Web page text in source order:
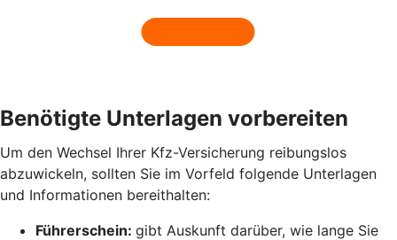
Benötigte Unterlagen vorbereiten
Um den Wechsel Ihrer Kfz-Versicherung reibungslos
abzuwickeln, sollten Sie im Vorfeld folgende Unterlagen
und Informationen bereithalten:
Führerschein: gibt Auskunft darüber, wie lange Sie